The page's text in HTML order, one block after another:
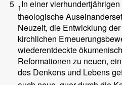
5 1In einer
theologische
Neuzeit, die Entwicklung
kirchlichen
wiederentdeckte
Reformationen zu neuen,
des Denkens und Lebens